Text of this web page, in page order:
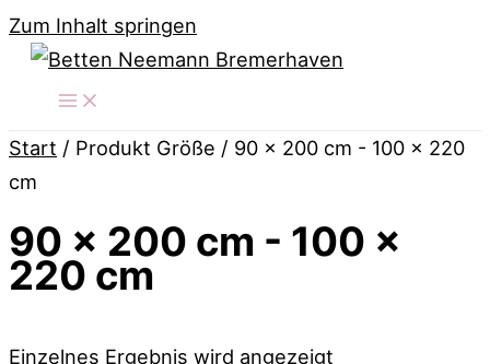
Zum Inhalt springen
Start / Produkt Größe / 90 x 200 cm - 100 x 220
cm
90 x 200 cm - 100 x
220 cm
Einzelnes Ergebnis wird angezeigt